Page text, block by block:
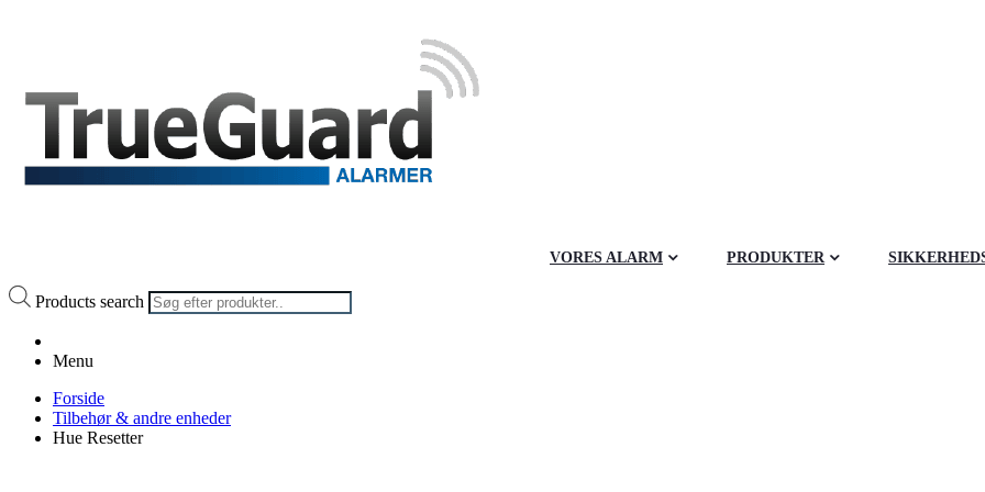
VORES ALARM PRODUKTER
Products search
Menu
Forside
Tilbehør & andre enheder
Hue Resetter